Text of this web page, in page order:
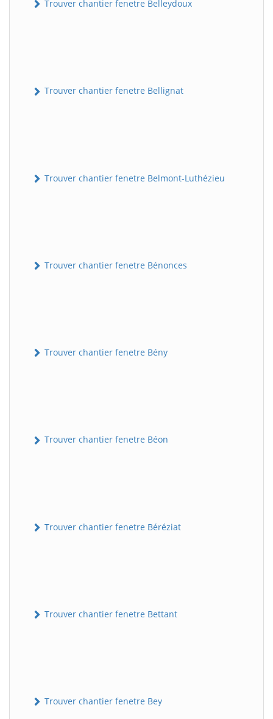
Trouver chantier fenetre Belleydoux
Trouver chantier fenetre Bellignat
Trouver chantier fenetre Belmont-Luthézieu
Trouver chantier fenetre Bénonces
Trouver chantier fenetre Bény
Trouver chantier fenetre Béon
Trouver chantier fenetre Béréziat
Trouver chantier fenetre Bettant
Trouver chantier fenetre Bey